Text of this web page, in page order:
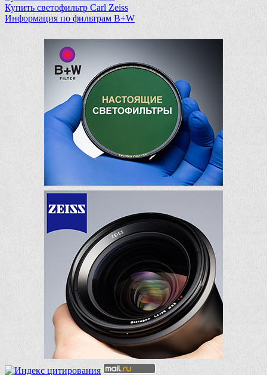
Купить светофильтр Carl Zeiss
Информация по фильтрам B+W